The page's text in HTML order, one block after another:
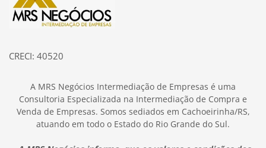
CRECI: 40520
A MRS Negócios Intermediação de Empresas é uma
Consultoria Especializada na Intermediação de Compra e
Venda de Empresas. Somos sediados em Cachoeirinha/RS,
atuando em todo o Estado do Rio Grande do Sul.